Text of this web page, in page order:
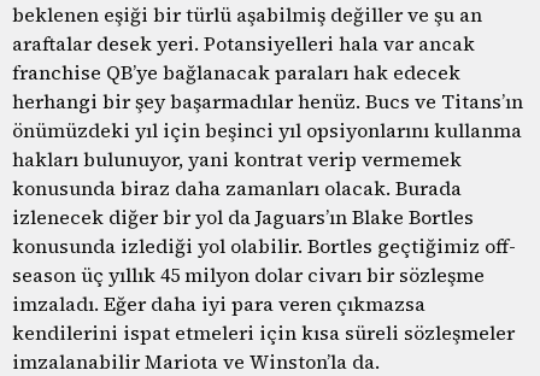
beklenen eşiği bir türlü aşabilmiş değiller ve şu an
araftalar desek yeri. Potansiyelleri hala var ancak
franchise QB’ye bağlanacak paraları hak edecek
herhangi bir şey başarmadılar henüz. Bucs ve Titans’ın
önümüzdeki yıl için beşinci yıl opsiyonlarını kullanma
hakları bulunuyor, yani kontrat verip vermemek
konusunda biraz daha zamanları olacak. Burada
izlenecek diğer bir yol da Jaguars’ın Blake Bortles
konusunda izlediği yol olabilir. Bortles geçtiğimiz off-
season üç yıllık 45 milyon dolar civarı bir sözleşme
imzaladı. Eğer daha iyi para veren çıkmazsa
kendilerini ispat etmeleri için kısa süreli sözleşmeler
imzalanabilir Mariota ve Winston’la da.